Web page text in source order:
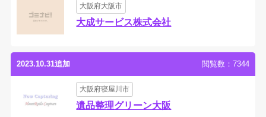
大阪府大阪市
大成サービス株式会社
2023.10.31追加 閲覧数：7344
大阪府寝屋川市
遺品整理グリーン大阪